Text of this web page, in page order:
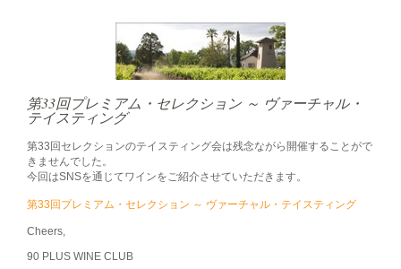
第33回プレミアム・セレクション ～ ヴァーチャル・
テイスティング
第33回セレクションのテイスティング会は残念ながら開催することがで
きませんでした。
今回はSNSを通じてワインをご紹介させていただきます。
第33回プレミアム・セレクション ～ ヴァーチャル・テイスティング
Cheers,
90 PLUS WINE CLUB